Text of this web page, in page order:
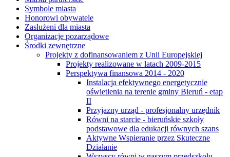
Symbole miasta
Honorowi obywatele
Zasłużeni dla miasta
Organizacje pozarządowe
Środki zewnętrzne
Projekty z dofinansowaniem z Unii Europejskiej
Projekty realizowane w latach 2009-2015
Perspektywa finansowa 2014 - 2020
Instalacja efektywnego energetycznie
oświetlenia na terenie gminy Bieruń - etap
II
Przyjazny urząd - profesjonalny urzędnik
Równi na starcie - bieruńskie szkoły
podstawowe dla edukacji równych szans
Aktywne Wspieranie przez Skuteczne
Działanie